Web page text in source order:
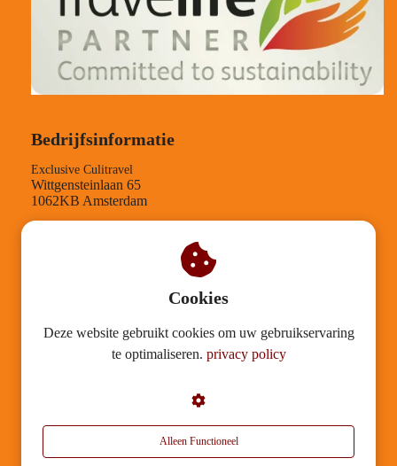
Bedrijfsinformatie
Exclusive Culitravel
Wittgensteinlaan 65
1062KB Amsterdam
KVK-nummer: 30126812
BTW-nummer: NL001543958B89
Mission statement
Cookies
Deze website gebruikt cookies om uw gebruikservaring
te optimaliseren. privacy policy
Alleen Functioneel